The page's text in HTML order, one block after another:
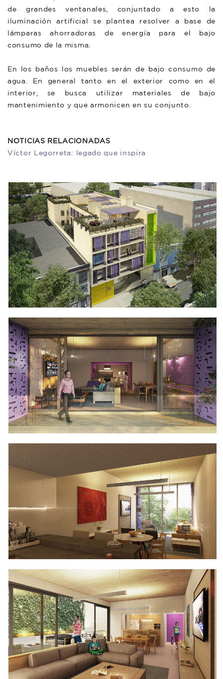
de grandes ventanales, conjuntado a esto la
iluminación artificial se plantea resolver a base de
lámparas ahorradoras de energía para el bajo
consumo de la misma.
En los baños los muebles serán de bajo consumo de
agua. En general tanto en el exterior como en el
interior, se busca utilizar materiales de bajo
mantenimiento y que armonicen en su conjunto.
NOTICIAS RELACIONADAS
Víctor Legorreta: legado que inspira